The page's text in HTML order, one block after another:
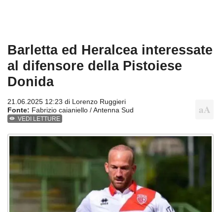
Barletta ed Heralcea interessate
al difensore della Pistoiese
Donida
21.06.2025 12:23 di Lorenzo Ruggieri
Fonte: Fabrizio caianiello / Antenna Sud
VEDI LETTURE